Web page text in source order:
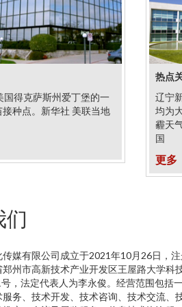
国得克萨斯州爱丁堡的一
种点。新华社 美联当地
热点
辽宁
均为
霾天
国
更多
媒有限公司成立于2021年10月26日，
州市高新技术产业开发区王屋路大学科
，法定代表人为李永俊。经营范围包括
务、技术开发、技术咨询、技术交流、